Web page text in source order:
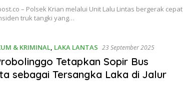
– Polsek Krian melalui Unit Lalu Lintas bergerak cepat
truk tangki yang…
& KRIMINAL, LAKA LANTAS 23 September 2025
Tetapkan Sopir Bus
sebagai Tersangka Laka di Jalur